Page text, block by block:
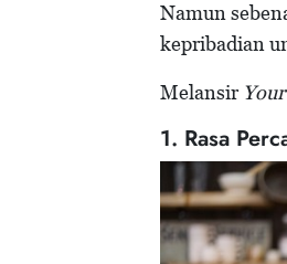
Namun
kepribadian
Melansir
1. Rasa